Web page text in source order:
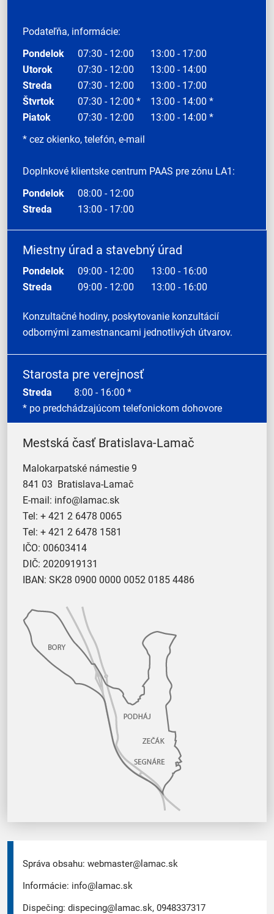
Podateľňa, informácie:
Pondelok
07:30 - 12:00
13:00 - 17:00
Utorok
07:30 - 12:00
13:00 - 14:00
Streda
07:30 - 12:00
13:00 - 17:00
Štvrtok
07:30 - 12:00 *
13:00 - 14:00 *
Piatok
07:30 - 12:00
13:00 - 14:00 *
* cez okienko, telefón, e-mail
Doplnkové klientske centrum PAAS pre zónu LA1:
Pondelok
08:00 - 12:00
Streda
13:00 - 17:00
Miestny úrad a stavebný úrad
Pondelok 09:00 - 12:00
13:00 - 16:00
Streda
09:00 - 12:00 13:00 - 16:00
Konzultačné hodiny, poskytovanie konzultácií
odbornými zamestnancami jednotlivých útvarov.
Starosta pre verejnosť
Streda 8:00 - 16:00 *
* po predchádzajúcom telefonickom dohovore
Mestská časť Bratislava-Lamač
Malokarpatské námestie 9
841 03 Bratislava-Lamač
E-mail: info@lamac.sk
Tel: + 421 2 6478 0065
Tel: + 421 2 6478 1581
IČO: 00603414
DIČ: 2020919131
IBAN: SK28 0900 0000 0052 0185 4486
Správa obsahu: webmaster@lamac.sk
Informácie: info@lamac.sk
Dispečing: dispecing@lamac.sk, 0948337317